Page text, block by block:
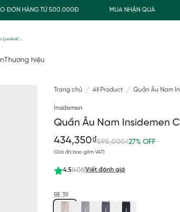
HÀNG TỪ 500.000Đ MUA NHẬN QUÀ
Thương hiệu
Trang chủ All Product Quần Âu Nam
Insidemen
Quần Âu Nam Insidemen
434,350₫595,000₫27% OFF
(Giá đã bao gồm VAT)
4.5(406)Viết đánh giá
BE 39